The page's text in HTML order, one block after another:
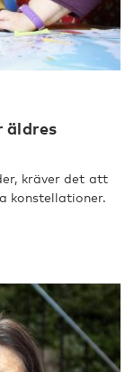
äldres
kräver det att
konstellationer.